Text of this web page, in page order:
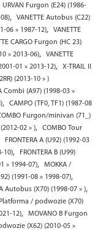
URVAN Furgon (E24) (1986-
,
VANETTE Autobus (C22)
06 » 1987-12),
VANETTE
CARGO Furgon (HC 23)
» 2013-06),
VANETTE
01 » 2013-12),
X-TRAIL II
(2013-10 » )
Combi (A97) (1998-03 »
,
CAMPO (TF0, TF1) (1987-08
Furgon/minivan (71_)
02 » ),
COMBO Tour
FRONTERA A (U92) (1992-03
10),
FRONTERA B (U99)
» 1994-07),
MOKKA /
(1991-08 » 1998-07),
Autobus (X70) (1998-07 » ),
/ podwozie (X70)
12),
MOVANO B Furgon
(X62) (2010-05 »